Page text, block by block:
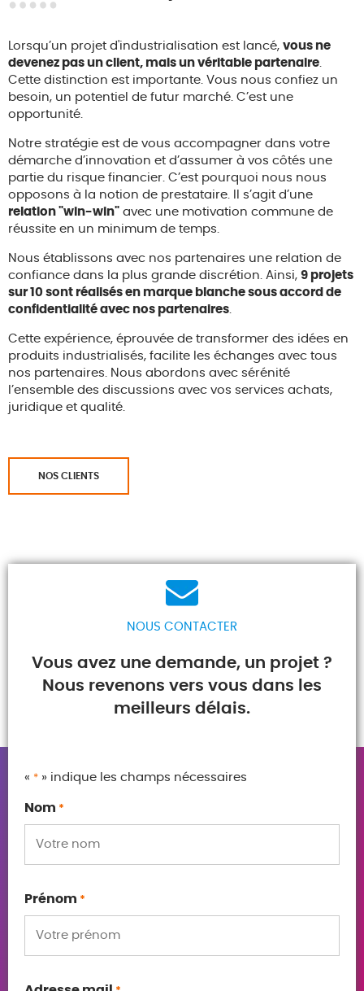
Lorsqu’un projet d'industrialisation est lancé, vous ne
devenez pas un client, mais un véritable partenaire
Cette distinction est importante. Vous nous confiez un
besoin, un potentiel de futur marché. C’est une
opportunité.
Notre stratégie est de vous accompagner dans votre
démarche d’innovation et d’assumer à vos côtés une
partie du risque financier. C’est pourquoi nous nous
opposons à la notion de prestataire. Il s’agit d’une
relation "win-win" avec une motivation commune de
réussite en un minimum de temps.
Nous établissons avec nos partenaires une relation de
confiance dans la plus grande discrétion. Ainsi, 9 projets
sur 10 sont réalisés en marque blanche sous accord de
confidentialité avec nos partenaires
Cette expérience, éprouvée de transformer des idées en
produits industrialisés, facilite les échanges avec tous
nos partenaires. Nous abordons avec sérénité
l’ensemble des discussions avec vos services achats,
juridique et qualité.
NOS CLIENTS
NOUS CONTACTER
Vous avez une demande, un projet ?
Nous revenons vers vous dans les
meilleurs délais.
« * » indique les champs nécessaires
Nom *
Prénom *